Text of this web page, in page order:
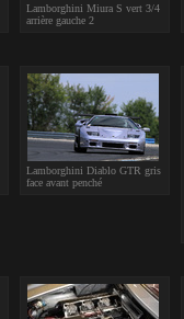
Lamborghini Miura S vert 3/4
arrière gauche 2
Lamborghini Diablo GTR gris
face avant penché